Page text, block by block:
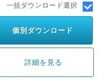
一括ダウンロード選択
個別ダウンロード
詳細を見る